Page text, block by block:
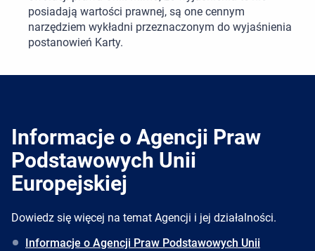
posiadają wartości prawnej, są one cennym
narzędziem wykładni przeznaczonym do wyjaśnienia
postanowień Karty.
Informacje o Agencji Praw
Podstawowych Unii
Europejskiej
Dowiedz się więcej na temat Agencji i jej działalności.
Informacje o Agencji Praw Podstawowych Unii